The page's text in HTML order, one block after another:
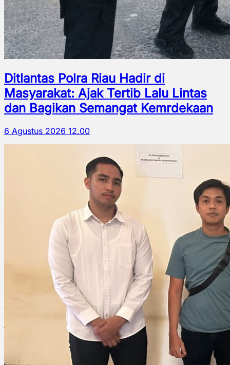
Ditlantas Polra Riau Hadir di
Masyarakat: Ajak Tertib Lalu Lintas
dan Bagikan Semangat Kemrdekaan
6 Agustus 2026 12.00